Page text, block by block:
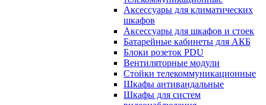
Аксессуары для климатических
шкафов
Аксессуары для шкафов и стоек
Батарейные кабинеты для АКБ
Блоки розеток PDU
Вентиляторные модули
Стойки телекоммуникационные
Шкафы антивандальные
Шкафы для систем